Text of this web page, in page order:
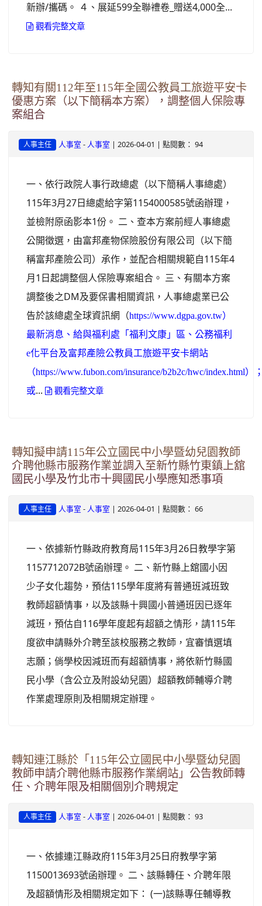
新辦/攜碼。 ４、展延599全聯禮卷_贈送4,000全...
觀看完整文章
轉知有關112年至115年全國公教員工旅遊平安卡
優惠方案（以下簡稱本方案），調整個人保險專
案組合
人事主任 人事室 - 人事室 | 2026-04-01 | 點閱數： 94
一、依行政院人事行政總處（以下簡稱人事總處）
115年3月27日總處給字第1154000585號函辦理，
並檢附原函影本1份。 二、查本方案前經人事總處
公開徵選，由富邦產物保險股份有限公司（以下簡
稱富邦產險公司）承作，並配合相關規範自115年4
月1日起調整個人保險專案組合。 三、有關本方案
調整後之DM及要保書相關資訊，人事總處業已公
告於該總處全球資訊網（https://www.dgpa.gov.tw）
最新消息、給與福利處「福利文康」區、公務福利
e化平台及富邦產險公教員工旅遊平安卡網站
（https://www.fubon.com/insurance/b2b2c/hwc/index.html）
或... 觀看完整文章
轉知擬申請115年公立國民中小學暨幼兒園教師
介聘他縣市服務作業並調入至新竹縣竹東鎮上舘
國民小學及竹北市十興國民小學應知悉事項
人事主任 人事室 - 人事室 | 2026-04-01 | 點閱數： 66
一、依據新竹縣政府教育局115年3月26日教學字第
1157712072B號函辦理。 二、新竹縣上舘國小因
少子女化趨勢，預估115學年度將有普通班減班致
教師超額情事，以及該縣十興國小普通班因已逐年
減班，預估自116學年度起有超額之情形，請115年
度欲申請縣外介聘至該校服務之教師，宜審慎選填
志願；倘學校因減班而有超額情事，將依新竹縣國
民小學（含公立及附設幼兒園）超額教師輔導介聘
作業處理原則及相關規定辦理。
轉知連江縣於「115年公立國民中小學暨幼兒園
教師申請介聘他縣市服務作業網站」公告教師轉
任、介聘年限及相關個別介聘規定
人事主任 人事室 - 人事室 | 2026-04-01 | 點閱數： 93
一、依據連江縣政府115年3月25日府教學字第
1150013693號函辦理。 二、該縣轉任、介聘年限
及超額情形及相關規定如下： (一)該縣專任輔導教